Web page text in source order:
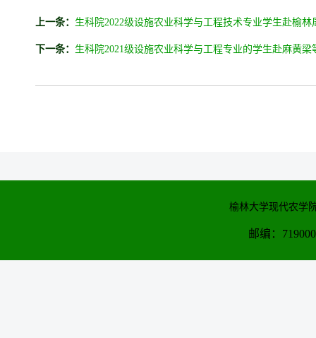
上一条： 生科院2022级设施农业科学与工程技术专业学生赴榆
下一条： 生科院2021级设施农业科学与工程专业的学生赴麻黄梁
榆林大学现代农学
邮编：